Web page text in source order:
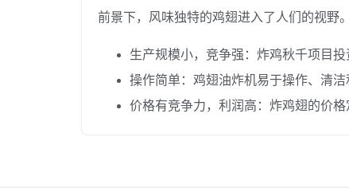
前景下，风味独特的鸡翅进入了人们的视野。
生产规模小，竞争强：炸鸡秋千项目
操作简单：鸡翅油炸机易于操作、清洁
价格有竞争力，利润高：炸鸡翅的价